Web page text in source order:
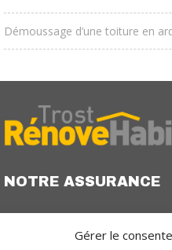
Gérer le
Démoussage d’une toiture en
NOTRE ASSURANCE